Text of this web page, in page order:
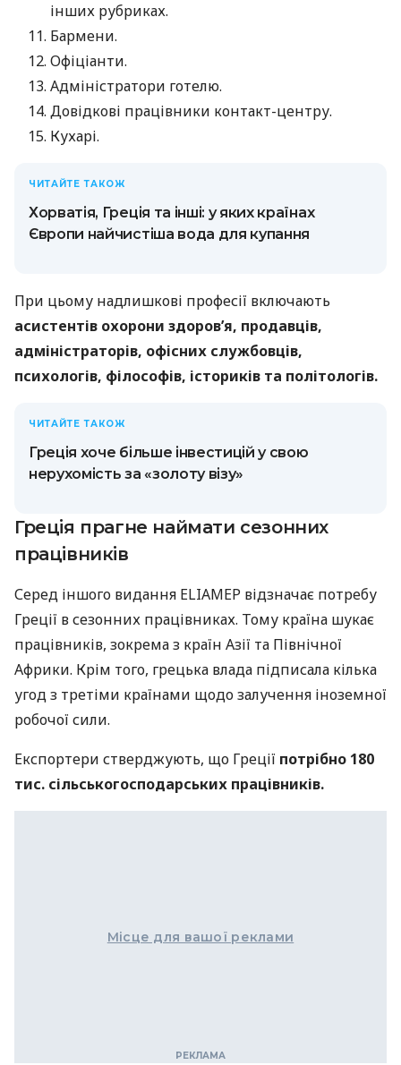
інших рубриках.
Бармени.
Офіціанти.
Адміністратори готелю.
Довідкові працівники контакт-центру.
Кухарі.
ЧИТАЙТЕ ТАКОЖ
Хорватія, Греція та інші: у яких країнах
Європи найчистіша вода для купання
При цьому надлишкові професії включають
асистентів охорони здоров’я, продавців,
адміністраторів, офісних службовців,
психологів, філософів, істориків та політологів.
ЧИТАЙТЕ ТАКОЖ
Греція хоче більше інвестицій у свою
нерухомість за «золоту візу»
Греція прагне наймати сезонних
працівників
Серед іншого видання ELIAMEP відзначає потребу
Греції в сезонних працівниках. Тому країна шукає
працівників, зокрема з країн Азії та Північної
Африки. Крім того, грецька влада підписала кілька
угод з третіми країнами щодо залучення іноземної
робочої сили.
Експортери стверджують, що Греції потрібно 180
тис. сільськогосподарських працівників.
Місце для вашої реклами